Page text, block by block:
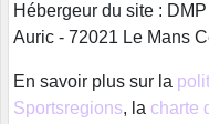
Hébergeur du site :
Auric - 72021 Le Mans
En savoir plus sur la
Sportsregions, la charte